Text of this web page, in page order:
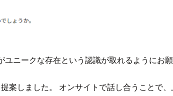
ニークな存在という認識が取れるようにお願
案しました。 オンサイトで話し合うことで